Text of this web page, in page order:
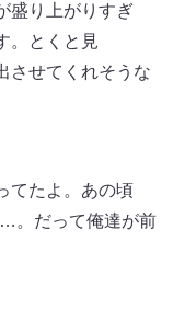
盛り上がりすぎ
。とくと見
せてくれそうな
てたよ。あの頃
。だって俺達が前